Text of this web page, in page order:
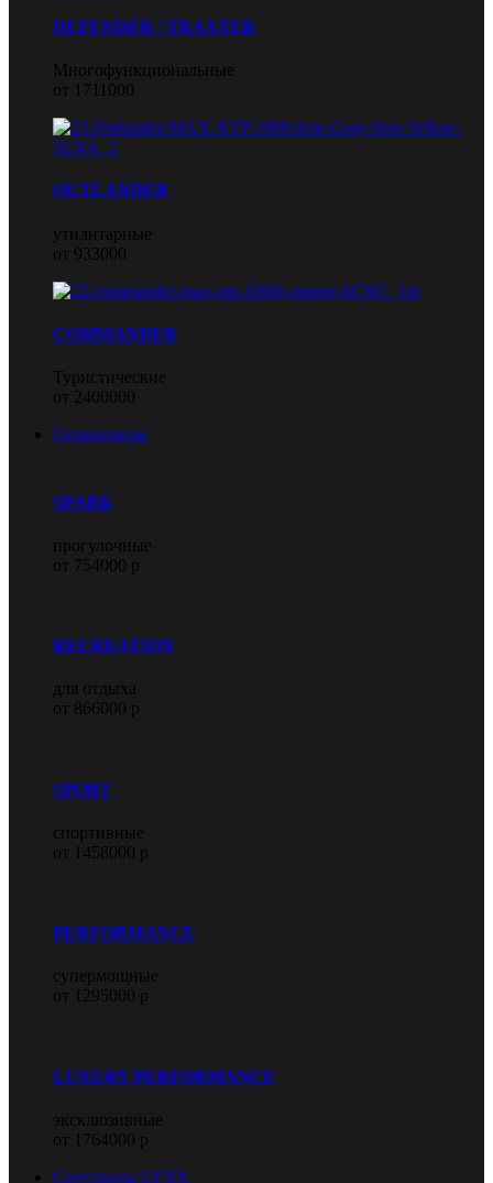
DEFENDER / TRAXTER
Многофункциональные
от 1711000
OUTLANDER
утилитарные
от 933000
COMMANDER
Туристические
от 2400000
Гидроциклы
SPARK
прогулочные
от 754000 р
RECREATION
для отдыха
от 866000 р
SPORT
спортивные
от 1458000 р
PERFORMANCE
супермощные
от 1295000 р
LUXURY PERFORMANCE
эксклюзивные
от 1764000 р
Снегоходы LYNX